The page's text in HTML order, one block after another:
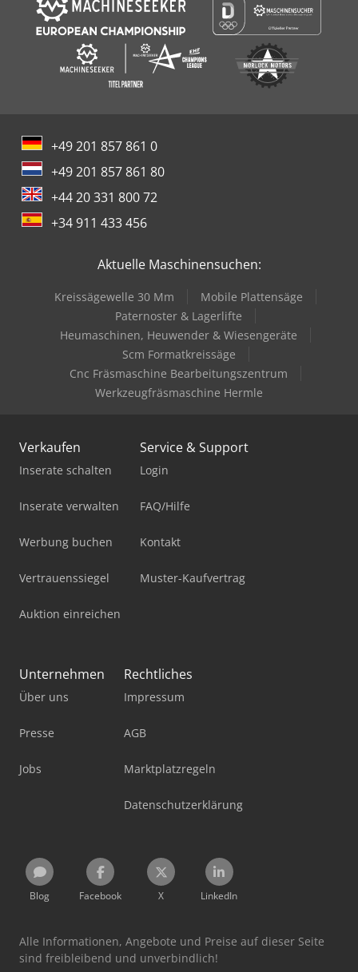
+49 201 857 861 0
+49 201 857 861 80
+44 20 331 800 72
+34 911 433 456
Aktuelle Maschinensuchen:
Kreissägewelle 30 Mm
Mobile Plattensäge
Paternoster & Lagerlifte
Heumaschinen, Heuwender & Wiesengeräte
Scm Formatkreissäge
Cnc Fräsmaschine Bearbeitungszentrum
Werkzeugfräsmaschine Hermle
Verkaufen
Inserate schalten
Inserate verwalten
Werbung buchen
Vertrauenssiegel
Auktion einreichen
Service & Support
Login
FAQ/Hilfe
Kontakt
Muster-Kaufvertrag
Unternehmen
Über uns
Presse
Jobs
Rechtliches
Impressum
AGB
Marktplatzregeln
Datenschutzerklärung
Blog Facebook X LinkedIn
Alle Informationen, Angebote und Preise auf dieser Seite
sind freibleibend und unverbindlich!